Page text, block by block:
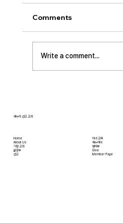
• 서대석 목자 단기
이스라엘 단기 선교
평신도 세미나가 어
일부터 27일까지 있
Comments
Write a comment...
Home
About Us
​가정 교회
​삶공부
​선교
자녀 교육
새누리터
영어부
Give
Member Page
새누리 선교 교회